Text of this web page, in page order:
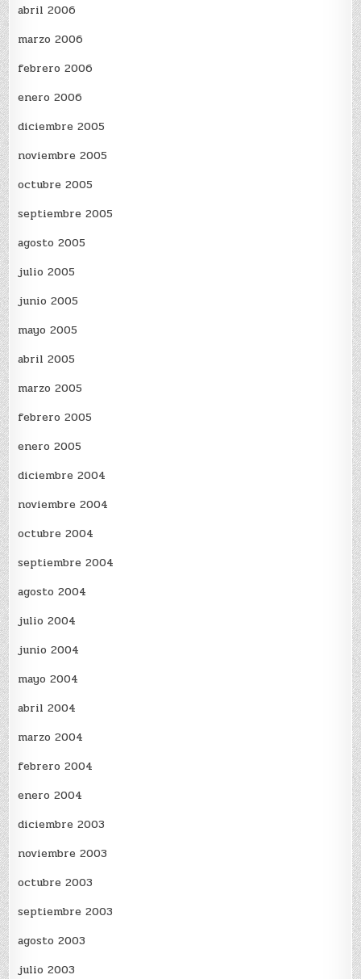
abril 2006
marzo 2006
febrero 2006
enero 2006
diciembre 2005
noviembre 2005
octubre 2005
septiembre 2005
agosto 2005
julio 2005
junio 2005
mayo 2005
abril 2005
marzo 2005
febrero 2005
enero 2005
diciembre 2004
noviembre 2004
octubre 2004
septiembre 2004
agosto 2004
julio 2004
junio 2004
mayo 2004
abril 2004
marzo 2004
febrero 2004
enero 2004
diciembre 2003
noviembre 2003
octubre 2003
septiembre 2003
agosto 2003
julio 2003